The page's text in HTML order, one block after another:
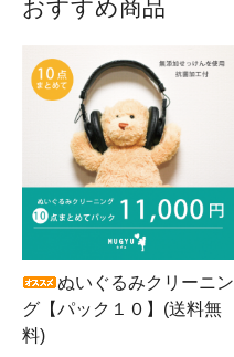
おすすめ商品
ぬいぐるみクリーニン
グ【パック１０】(送料無
料)